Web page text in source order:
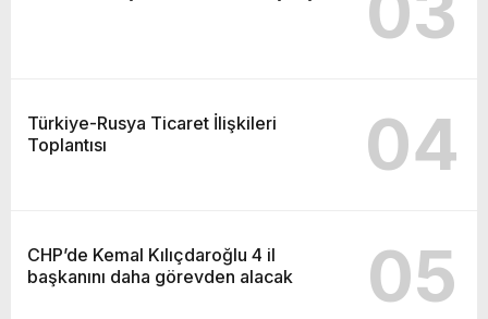
Türkiye-Rusya Ticaret İlişkileri
Toplantısı
04
CHP’de Kemal Kılıçdaroğlu 4 il
başkanını daha görevden alacak
05